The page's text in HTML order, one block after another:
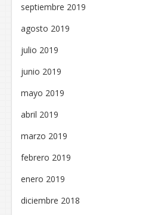
septiembre 2019
agosto 2019
julio 2019
junio 2019
mayo 2019
abril 2019
marzo 2019
febrero 2019
enero 2019
diciembre 2018